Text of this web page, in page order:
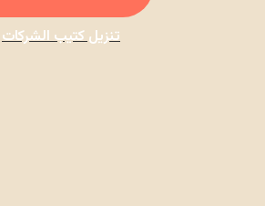
تنزيل كتيب الشركات